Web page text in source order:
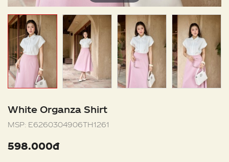
White Organza Shirt
MSP: E6260304906TH1261
598.000đ